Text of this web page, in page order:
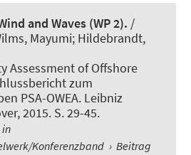
and Waves (WP 2). /
Mayumi; Hildebrandt,
Assessment of Offshore
zum
PSA-OWEA. Leibniz
2015. S. 29-45.
Konferenzband › Beitrag